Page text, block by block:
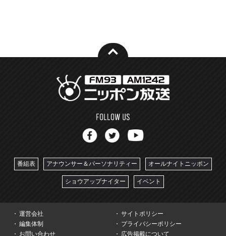
番組表 アナウンサー＆パーソナリティー オールナイトニッポン
ショウアップナイター イベント
運営会社
サイトポリシー
編集体制
プライバシーポリシー
お問い合わせ
広告掲載について